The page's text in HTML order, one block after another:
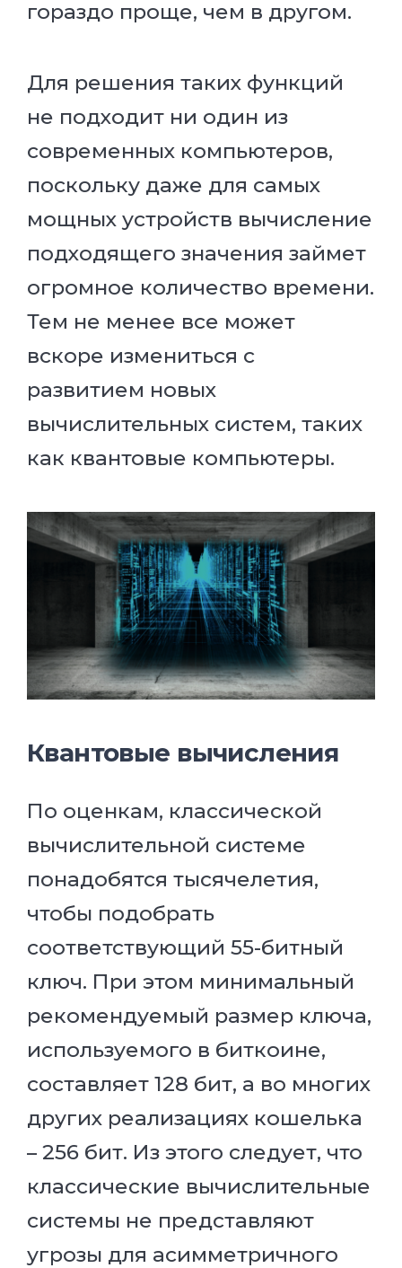
гораздо проще, чем в другом.
Для решения таких функций
не подходит ни один из
современных компьютеров,
поскольку даже для самых
мощных устройств вычисление
подходящего значения займет
огромное количество времени.
Тем не менее все может
вскоре измениться с
развитием новых
вычислительных систем, таких
как квантовые компьютеры.
Квантовые вычисления
По оценкам, классической
вычислительной системе
понадобятся тысячелетия,
чтобы подобрать
соответствующий 55-битный
ключ. При этом минимальный
рекомендуемый размер ключа,
используемого в биткоине,
составляет 128 бит, а во многих
других реализациях кошелька
– 256 бит. Из этого следует, что
классические вычислительные
системы не представляют
угрозы для асимметричного